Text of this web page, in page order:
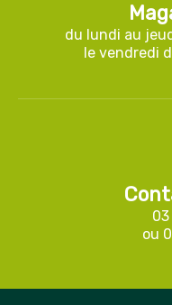
du lundi au
le vendredi
ou